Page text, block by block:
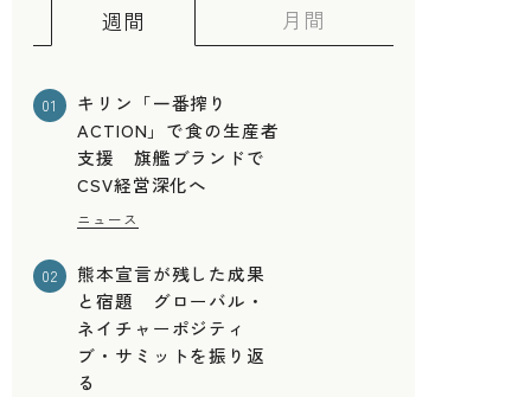
週間 月間
01
キリン「一番搾り
ACTION」で食の生産者
支援 旗艦ブランドで
CSV経営深化へ
ニュース
02
熊本宣言が残した成果
と宿題 グローバル・
ネイチャーポジティ
ブ・サミットを振り返
る